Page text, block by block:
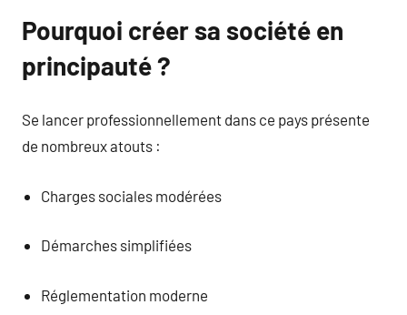
Pourquoi créer sa société en
principauté ?
Se lancer professionnellement dans ce pays présente
de nombreux atouts :
Charges sociales modérées
Démarches simplifiées
Réglementation moderne